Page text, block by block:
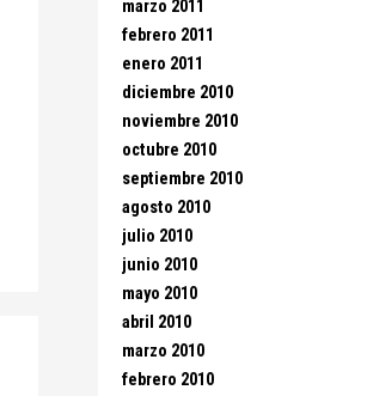
marzo 2011
febrero 2011
enero 2011
diciembre 2010
noviembre 2010
octubre 2010
septiembre 2010
agosto 2010
julio 2010
junio 2010
mayo 2010
abril 2010
marzo 2010
febrero 2010